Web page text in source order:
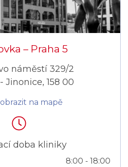
–⁠⁠⁠⁠⁠⁠ Praha 5
náměstí 329/2
Jinonice, 158 00
na mapě
doba kliniky
8:00 - 18:00